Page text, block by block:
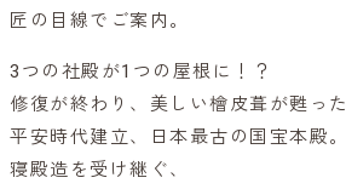
匠の目線でご案内。
3つの社殿が1つの屋根に！？
修復が終わり、美しい檜皮葺が甦った
平安時代建立、日本最古の国宝本殿。
寝殿造を受け継ぐ、